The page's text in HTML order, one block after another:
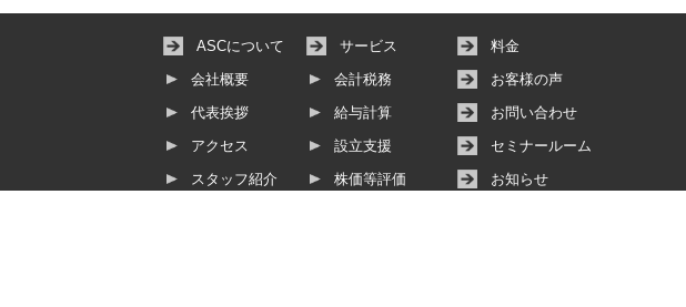
ASCについて
会社概要
代表挨拶
アクセス
スタッフ紹介
サービス
会計税務
給与計算
設立支援
株価等評価
料金
お客様の声
お問い合わせ
セミナールーム
お知らせ